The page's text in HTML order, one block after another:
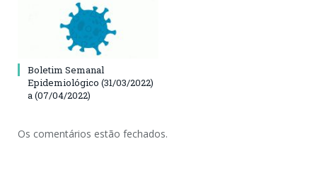
Boletim Semanal
Epidemiológico (31/03/2022)
a (07/04/2022)
Os comentários estão fechados.